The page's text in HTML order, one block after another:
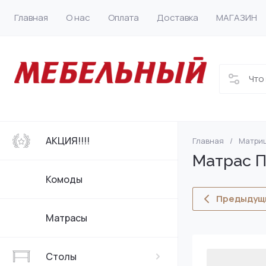
Главная О нас Оплата Доставка МАГАЗИН
АКЦИЯ!!!!
Комоды
Матрасы
Столы
Обеденные
Кухонные
Кровати
Диваны
Диваны
Детские
Кухни
Шкафы и пеналы
Тумбы для
Главная /
Матрас